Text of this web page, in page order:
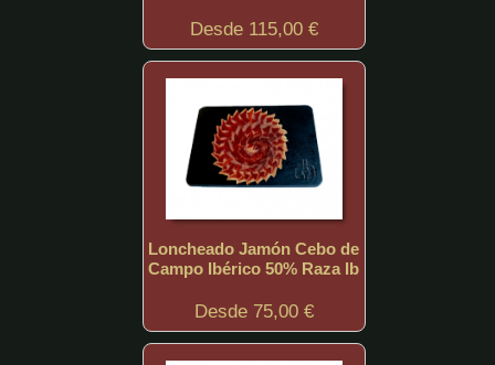
Desde 115,00 €
Loncheado Jamón Cebo de
Campo Ibérico 50% Raza Ib
Desde 75,00 €